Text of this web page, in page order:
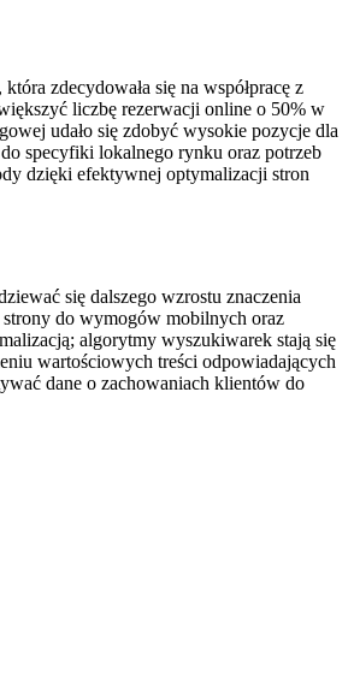
zdecydowała się na współpracę z
liczbę rezerwacji online o 50% w
udało się zdobyć wysokie pozycje dla
specyfiki lokalnego rynku oraz potrzeb
dzięki efektywnej optymalizacji stron
się dalszego wzrostu znaczenia
strony do wymogów mobilnych oraz
algorytmy wyszukiwarek stają się
wartościowych treści odpowiadających
dane o zachowaniach klientów do